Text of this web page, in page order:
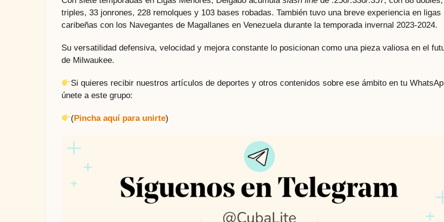
triples, 33 jonrones, 228 remolques y 103 bases robadas. También tuvo una breve experiencia en ligas
caribeñas con los Navegantes de Magallanes en Venezuela durante la temporada invernal 2023-2024.
Su versatilidad defensiva, velocidad y mejora constante lo posicionan como una pieza valiosa en el
de Milwaukee.
Si quieres recibir nuestros artículos de deportes y otros contenidos sobre ese ámbito en tu
únete a este grupo:
(Pincha aquí para unirte)